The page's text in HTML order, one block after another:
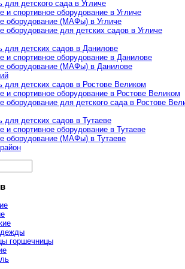
для детского сада в Угличе
и спортивное оборудование в Угличе
оборудование (МАФы) в Угличе
оборудование для детских садов в Угличе
для детских садов в Данилове
и спортивное оборудование в Данилове
оборудование (МАФы) в Данилове
для детских садов в Ростове Великом
и спортивное оборудование в Ростове Великом
оборудование для детского сада в Ростове
для детских садов в Тутаеве
и спортивное оборудование в Тутаеве
оборудование (МАФы) в Тутаеве
горшечницы